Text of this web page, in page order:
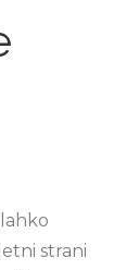
strani